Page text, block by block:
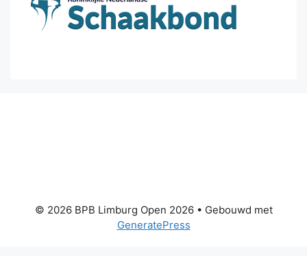
© 2026 BPB Limburg Open 2026• Gebouwd met
GeneratePress